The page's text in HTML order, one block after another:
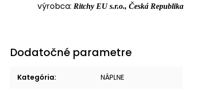
výrobca: Ritchy EU s.r.o., Česká Republika
Dodatočné parametre
Kategória: NÁPLNE